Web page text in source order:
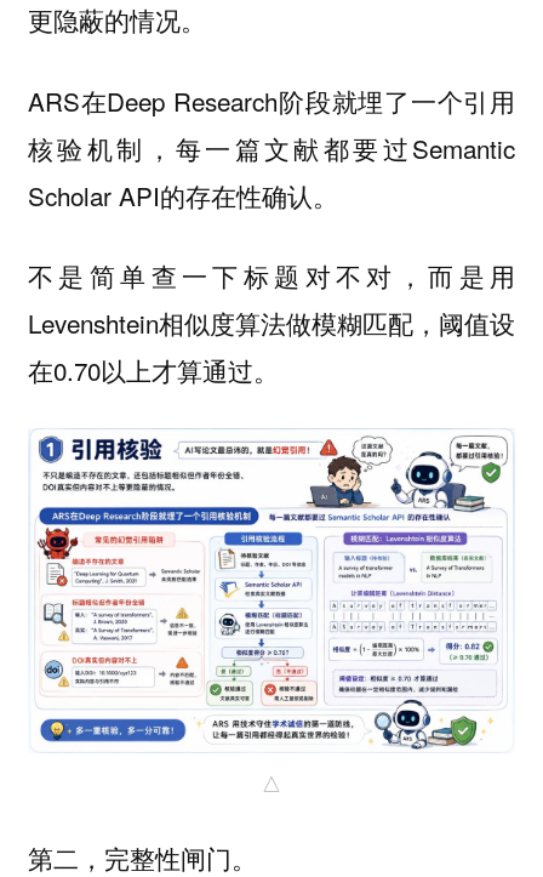
更隐蔽的情况。
ARS在Deep Research阶段就埋了一个引用
核验机制，每一篇文献都要过Semantic
Scholar API的存在性确认。
不是简单查一下标题对不对，而是用
Levenshtein相似度算法做模糊匹配，阈值设
在0.70以上才算通过。
△
第二， 完整性闸门。